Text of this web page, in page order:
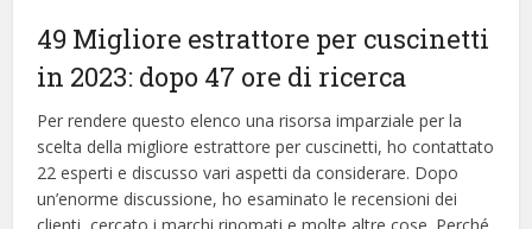
49 Migliore estrattore per cuscinetti
in 2023: dopo 47 ore di ricerca
Per rendere questo elenco una risorsa imparziale per la
scelta della migliore estrattore per cuscinetti, ​​ho contattato
22 esperti e discusso vari aspetti da considerare. Dopo
un’enorme discussione, ho esaminato le recensioni dei